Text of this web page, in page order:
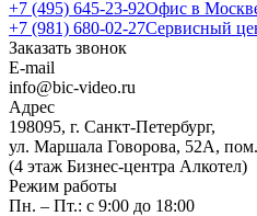
+7 (495) 645-23-92Офис в
+7 (981) 680-02-27Сервисный
Заказать звонок
E-mail
info@bic-video.ru
Адрес
198095, г. Санкт-Петербург,
ул. Маршала Говорова, 52А,
(4 этаж Бизнес-центра Алкотел)
Режим работы
Пн. – Пт.: с 9:00 до 18:00